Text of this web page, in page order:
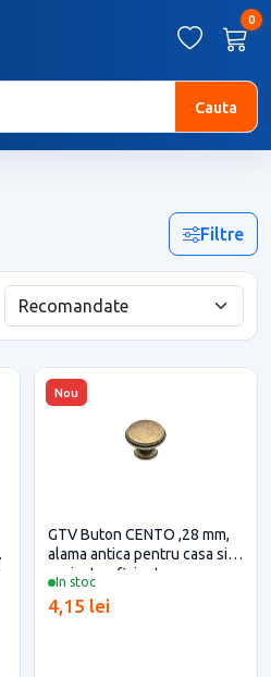
0
Cauta
Filtre
Nou
In stoc
GTV Buton CENTO ,28 mm,
alama antica pentru casa si
proiecte eficiente
4,15 lei